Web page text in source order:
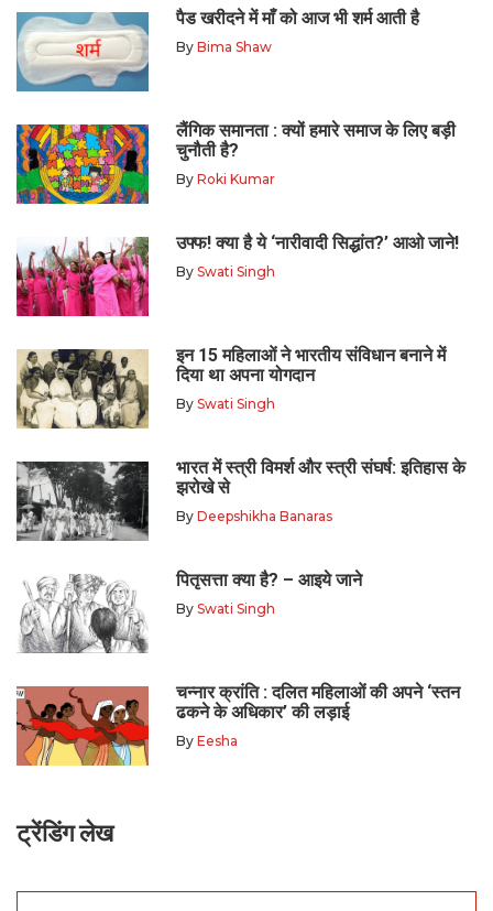
पैड खरीदने में माँ को आज भी शर्म आती है
By Bima Shaw
लैंगिक समानता : क्यों हमारे समाज के लिए बड़ी
चुनौती है?
By Roki Kumar
उफ्फ! क्या है ये ‘नारीवादी सिद्धांत?’ आओ जाने!
By Swati Singh
इन 15 महिलाओं ने भारतीय संविधान बनाने में
दिया था अपना योगदान
By Swati Singh
भारत में स्त्री विमर्श और स्त्री संघर्ष: इतिहास के
झरोखे से
By Deepshikha Banaras
पितृसत्ता क्या है? – आइये जाने
By Swati Singh
चन्नार क्रांति : दलित महिलाओं की अपने ‘स्तन
ढकने के अधिकार’ की लड़ाई
By Eesha
ट्रेंडिंग लेख